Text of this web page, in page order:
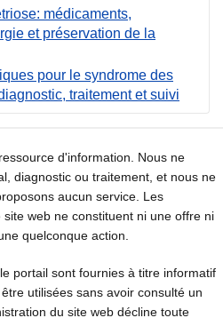
médicaments,
et préservation de la
pour le syndrome des
traitement et suivi
d'information. Nous ne
diagnostic ou traitement, et nous ne
aucun service. Les
web ne constituent ni une offre ni
quelconque action.
portail sont fournies à titre informatif
utilisées sans avoir consulté un
du site web décline toute